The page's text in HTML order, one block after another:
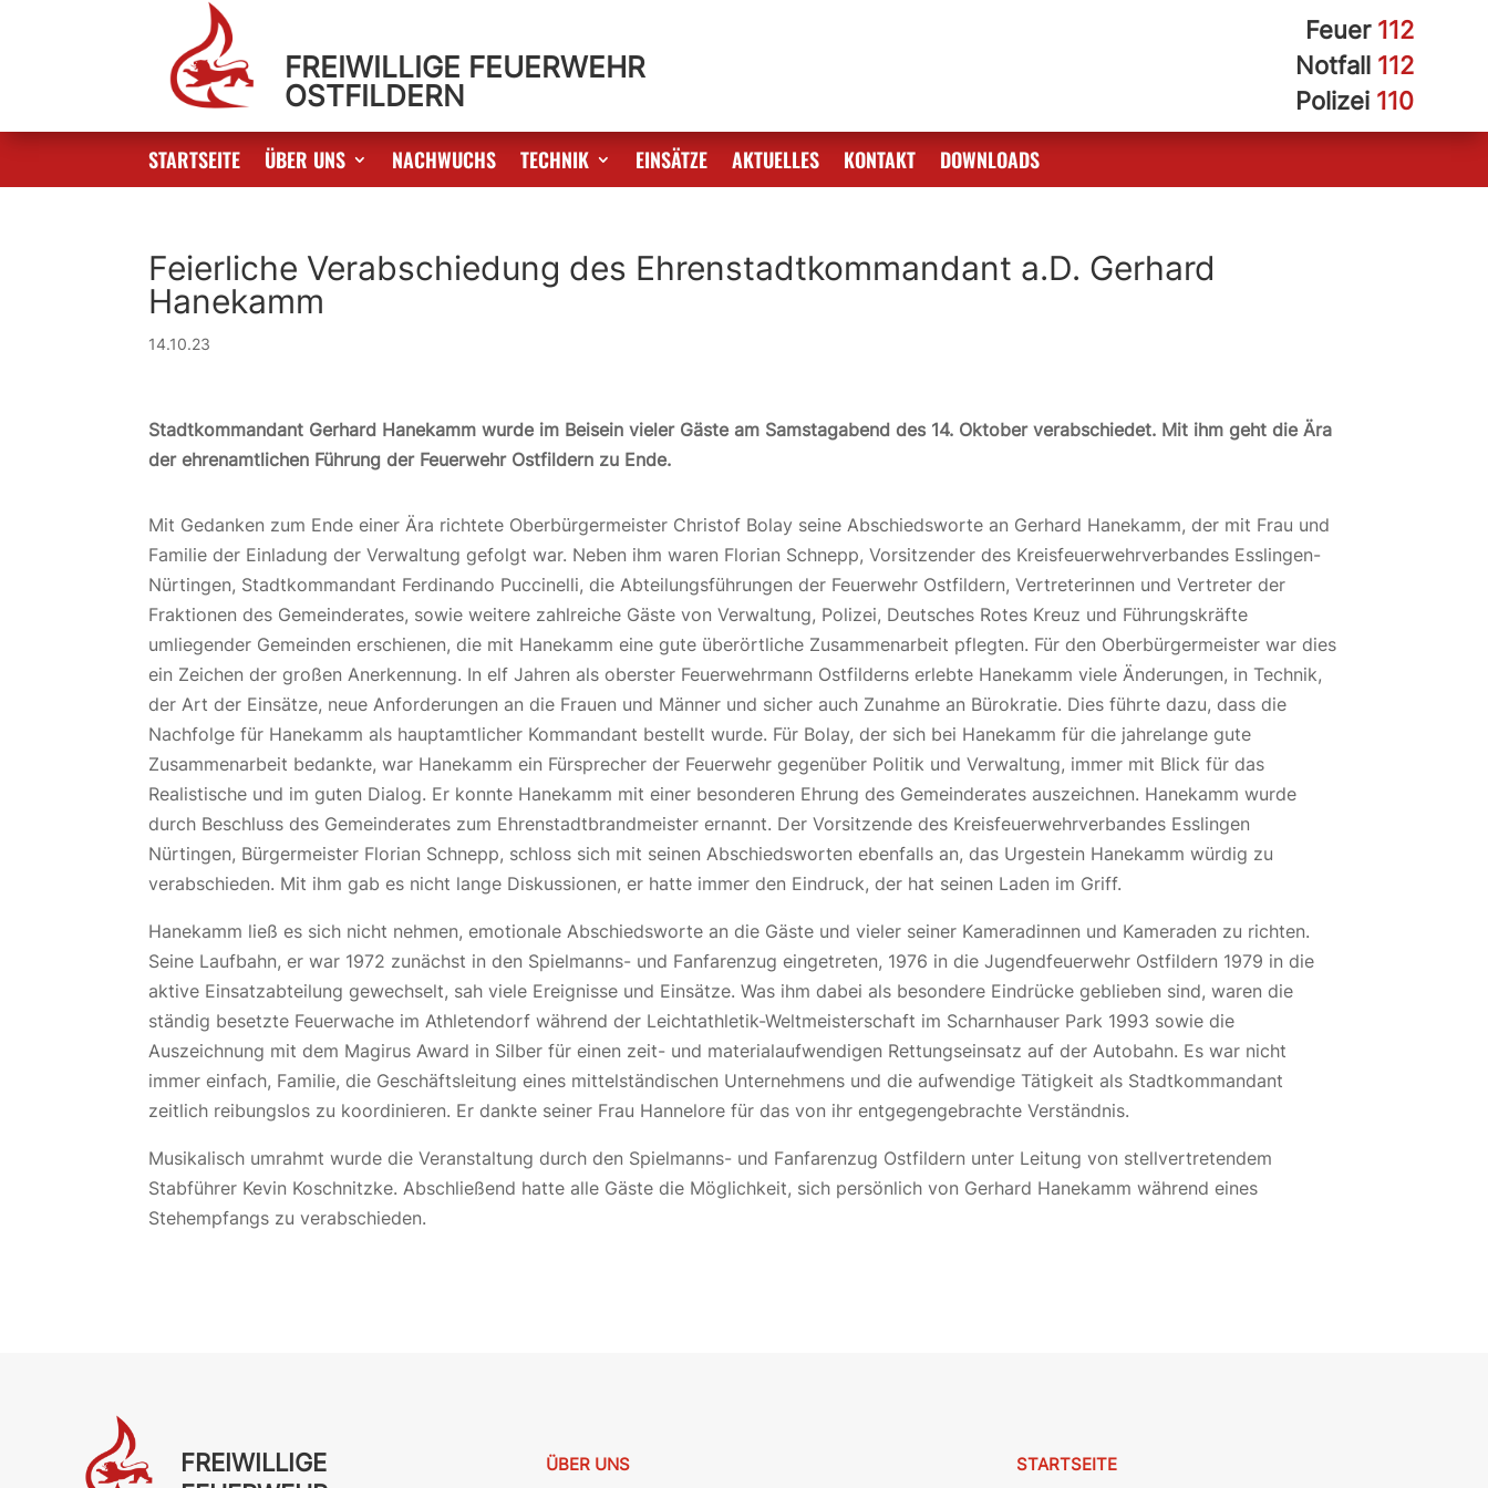
FREIWILLIGE FEUERWEHR
OSTFILDERN
Feuer 112
Notfall 112
Polizei 110
STARTSEITE ÜBER UNS NACHWUCHS TECHNIK EINSÄTZE AKTUELLES KONTAKT DOWNLOADS
Feierliche Verabschiedung des Ehrenstadtkommandant a.D. Gerhard
Hanekamm
14.10.23
Stadtkommandant Gerhard Hanekamm wurde im Beisein vieler Gäste am Samstagabend des 14. Oktober verabschiedet. Mit ihm geht die Ära
der ehrenamtlichen Führung der Feuerwehr Ostfildern zu Ende.
Mit Gedanken zum Ende einer Ära richtete Oberbürgermeister Christof Bolay seine Abschiedsworte an Gerhard Hanekamm, der mit Frau und
Familie der Einladung der Verwaltung gefolgt war. Neben ihm waren Florian Schnepp, Vorsitzender des Kreisfeuerwehrverbandes Esslingen-
Nürtingen, Stadtkommandant Ferdinando Puccinelli, die Abteilungsführungen der Feuerwehr Ostfildern, Vertreterinnen und Vertreter der
Fraktionen des Gemeinderates, sowie weitere zahlreiche Gäste von Verwaltung, Polizei, Deutsches Rotes Kreuz und Führungskräfte
umliegender Gemeinden erschienen, die mit Hanekamm eine gute überörtliche Zusammenarbeit pflegten. Für den Oberbürgermeister war dies
ein Zeichen der großen Anerkennung. In elf Jahren als oberster Feuerwehrmann Ostfilderns erlebte Hanekamm viele Änderungen, in Technik,
der Art der Einsätze, neue Anforderungen an die Frauen und Männer und sicher auch Zunahme an Bürokratie. Dies führte dazu, dass die
Nachfolge für Hanekamm als hauptamtlicher Kommandant bestellt wurde. Für Bolay, der sich bei Hanekamm für die jahrelange gute
Zusammenarbeit bedankte, war Hanekamm ein Fürsprecher der Feuerwehr gegenüber Politik und Verwaltung, immer mit Blick für das
Realistische und im guten Dialog. Er konnte Hanekamm mit einer besonderen Ehrung des Gemeinderates auszeichnen. Hanekamm wurde
durch Beschluss des Gemeinderates zum Ehrenstadtbrandmeister ernannt. Der Vorsitzende des Kreisfeuerwehrverbandes Esslingen
Nürtingen, Bürgermeister Florian Schnepp, schloss sich mit seinen Abschiedsworten ebenfalls an, das Urgestein Hanekamm würdig zu
verabschieden. Mit ihm gab es nicht lange Diskussionen, er hatte immer den Eindruck, der hat seinen Laden im Griff.
Hanekamm ließ es sich nicht nehmen, emotionale Abschiedsworte an die Gäste und vieler seiner Kameradinnen und Kameraden zu richten.
Seine Laufbahn, er war 1972 zunächst in den Spielmanns- und Fanfarenzug eingetreten, 1976 in die Jugendfeuerwehr Ostfildern 1979 in die
aktive Einsatzabteilung gewechselt, sah viele Ereignisse und Einsätze. Was ihm dabei als besondere Eindrücke geblieben sind, waren die
ständig besetzte Feuerwache im Athletendorf während der Leichtathletik-Weltmeisterschaft im Scharnhauser Park 1993 sowie die
Auszeichnung mit dem Magirus Award in Silber für einen zeit- und materialaufwendigen Rettungseinsatz auf der Autobahn. Es war nicht
immer einfach, Familie, die Geschäftsleitung eines mittelständischen Unternehmens und die aufwendige Tätigkeit als Stadtkommandant
zeitlich reibungslos zu koordinieren. Er dankte seiner Frau Hannelore für das von ihr entgegengebrachte Verständnis.
Musikalisch umrahmt wurde die Veranstaltung durch den Spielmanns- und Fanfarenzug Ostfildern unter Leitung von stellvertretendem
Stabführer Kevin Koschnitzke. Abschließend hatte alle Gäste die Möglichkeit, sich persönlich von Gerhard Hanekamm während eines
Stehempfangs zu verabschieden.
FREIWILLIGE
ÜBER UNS
STARTSEITE